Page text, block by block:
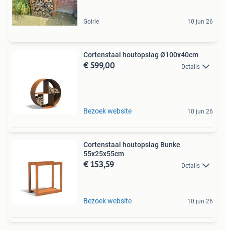
Goirle 10 jun 26
Cortenstaal houtopslag Ø100x40cm
€ 599,00 Details
Bezoek website 10 jun 26
Cortenstaal houtopslag Bunke
55x25x55cm
€ 153,59 Details
Bezoek website 10 jun 26